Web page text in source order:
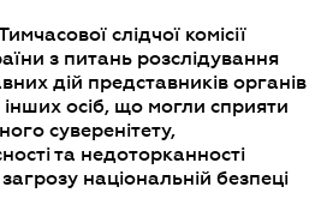
слідчої комісії
з питань розслідування
дій представників органів
осіб, що могли сприяти
суверенітету,
та недоторканності
національній безпеці